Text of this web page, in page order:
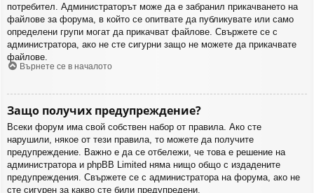
потребител. Администраторът може да е забранил прикачването на
файлове за форума, в който се опитвате да публикувате или само
определени групи могат да прикачват файлове. Свържете се с
администратора, ако не сте сигурни защо не можете да прикачвате
файлове.
Върнете се в началото
Защо получих предупреждение?
Всеки форум има свой собствен набор от правила. Ако сте
нарушили, някое от тези правила, то можете да получите
предупреждение. Важно е да се отбележи, че това е решение на
администратора и phpBB Limited няма нищо общо с издадените
предупреждения. Свържете се с администратора на форума, ако не
сте сигурен за какво сте били предупредени.